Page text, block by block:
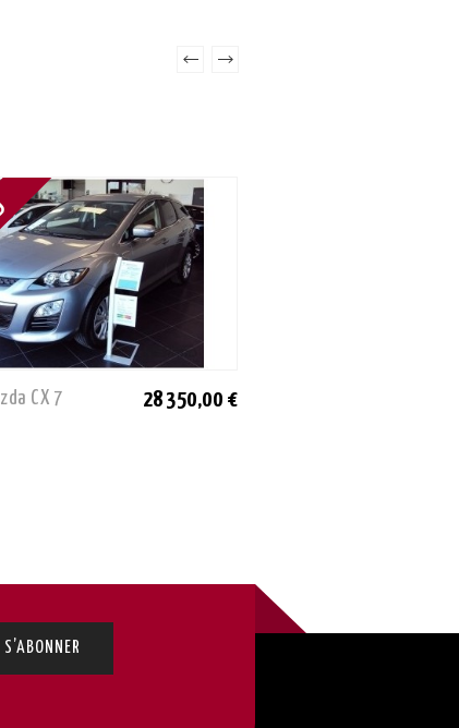
CX 7 28 350,00 €